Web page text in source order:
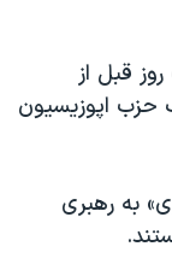
۱۶ خرداد، یک روز قبل از
حزب اپوزیسیون
به رهبری